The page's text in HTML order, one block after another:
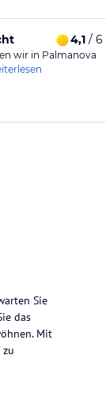
4,1/ 6
wir in Palmanova
Sie
das
Mit